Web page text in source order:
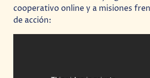
cooperativo online y a misiones
de acción: